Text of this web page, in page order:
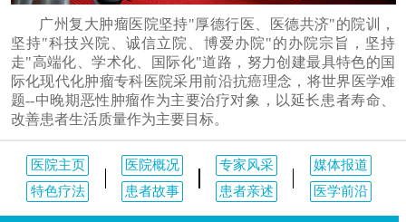
广州复大肿瘤医院坚持"厚德行医、医德共济"的院训，
坚持"科技兴院、诚信立院、博爱办院"的办院宗旨，坚持
走"高端化、学术化、国际化"道路，努力创建最具特色的国
际化现代化肿瘤专科医院采用前沿抗癌理念，将世界医学难
题--中晚期恶性肿瘤作为主要治疗对象，以延长患者寿命、
改善患者生活质量作为主要目标。
医院主页 医院概况 专家风采
媒体报道
特色疗法
患者故事 患者亲述 医学前沿